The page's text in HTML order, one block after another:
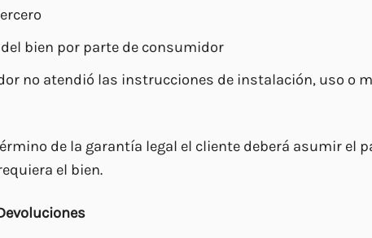
bien por parte de consumidor
no atendió las instrucciones de instalación, uso o
de la garantía legal el cliente deberá asumir el
el bien.